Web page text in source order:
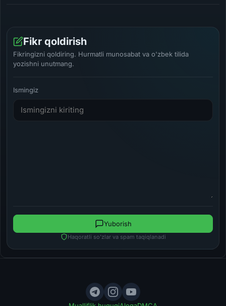
Fikr qoldirish
Fikringizni qoldiring. Hurmatli munosabat va o'zbek tilida
yozishni unutmang.
Ismingiz
Haqoratli so'zlar va spam taqiqlanadi
Yuborish